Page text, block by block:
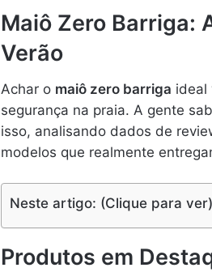
Maiô Zero Barriga:
Verão
Achar o maiô zero barriga ideal
segurança na praia. A gente
isso, analisando dados de
modelos que realmente
Neste artigo: (Clique para ver)
Produtos em